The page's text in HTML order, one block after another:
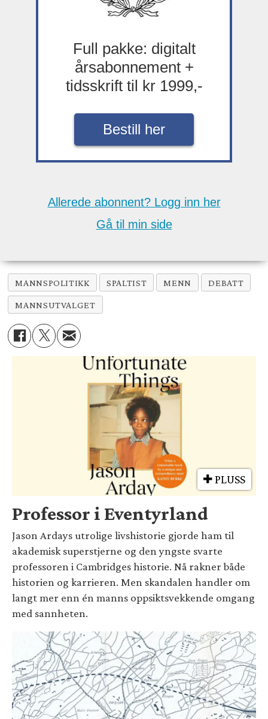
Full pakke: digitalt
årsabonnement +
tidsskrift til kr 1999,-
Bestill her
Allerede abonnent? Logg inn her
Gå til min side
MANNSPOLITIKK SPALTIST MENN DEBATT
MANNSUTVALGET
PLUSS
Professor i Eventyrland
Jason Ardays utrolige livshistorie gjorde ham til
akademisk superstjerne og den yngste svarte
professoren i Cambridges historie. Nå rakner både
historien og karrieren. Men skandalen handler om
langt mer enn én manns oppsiktsvekkende omgang
med sannheten.